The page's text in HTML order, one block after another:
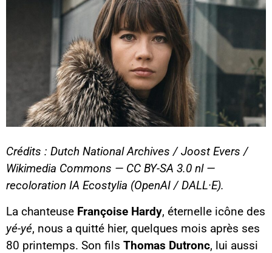
Crédits : Dutch National Archives / Joost Evers /
Wikimedia Commons — CC BY-SA 3.0 nl —
recoloration IA Ecostylia (OpenAI / DALL·E).
La chanteuse Françoise Hardy, éternelle icône des
yé-yé, nous a quitté hier, quelques mois après ses
80 printemps. Son fils Thomas Dutronc, lui aussi